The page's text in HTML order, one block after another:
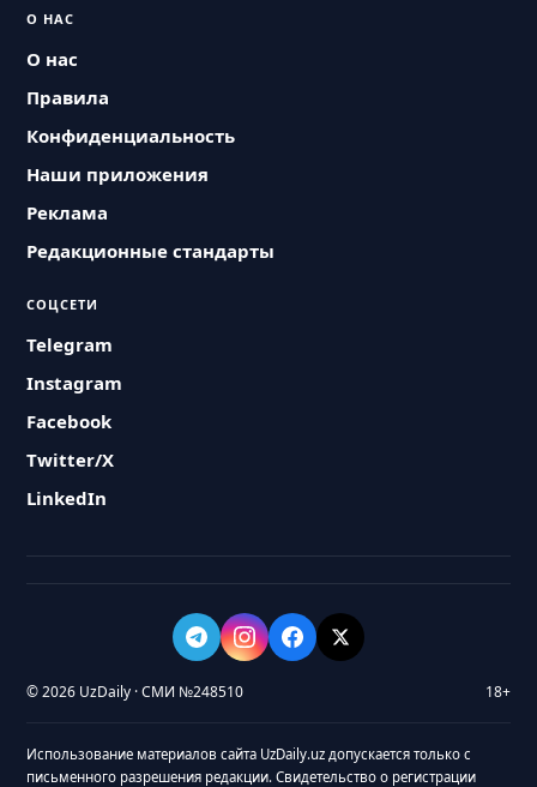
О НАС
О нас
Правила
Конфиденциальность
Наши приложения
Реклама
Редакционные стандарты
СОЦСЕТИ
Telegram
Instagram
Facebook
Twitter/X
LinkedIn
© 2026 UzDaily · СМИ №248510 18+
Использование материалов сайта UzDaily.uz допускается только с
письменного разрешения редакции. Свидетельство о регистрации